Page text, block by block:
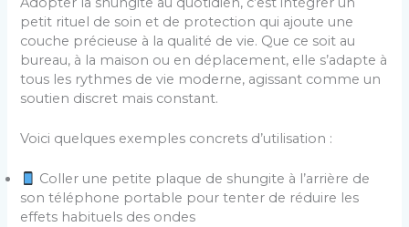
petit rituel de soin et de protection qui ajoute une
couche précieuse à la qualité de vie. Que ce soit au
bureau, à la maison ou en déplacement, elle s’adapte à
tous les rythmes de vie moderne, agissant comme un
soutien discret mais constant.
Voici quelques exemples concrets d’utilisation :
Coller une petite plaque de shungite à l’arrière de
son téléphone portable pour tenter de réduire les
effets habituels des ondes